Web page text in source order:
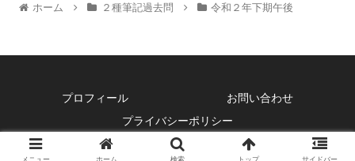
ホーム ２種筆記過去問 令和２年下期午後
プロフィール
お問い合わせ
プライバシーポリシー
© 2022 ふくラボ電気工事士２種.
メニュー ホーム 検索 トップ サイドバー